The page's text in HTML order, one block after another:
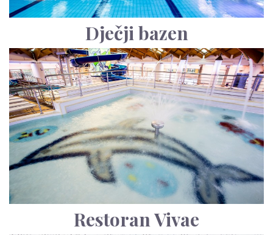
Dječji bazen
Restoran Vivae